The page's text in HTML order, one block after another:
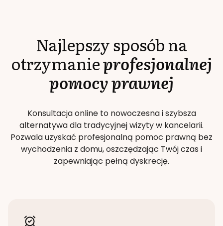
Najlepszy sposób na
otrzymanieprofesjonalnej
pomocy prawnej
Konsultacja online to nowoczesna i szybsza
alternatywa dla tradycyjnej wizyty w kancelarii.
Pozwala uzyskać profesjonalną pomoc prawną bez
wychodzenia z domu, oszczędzając Twój czas i
zapewniając pełną dyskrecję.